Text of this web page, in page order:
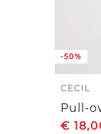
-50%
CECIL
Pull-
€